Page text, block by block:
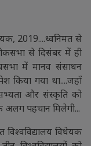
2019....ध्वनिमत से
से दिसंबर में ही
में मानव संसाधन
किया गया था....जहाँ
सभ्यता और संस्कृति को
अलग पहचान मिलेगी...
विधेयक